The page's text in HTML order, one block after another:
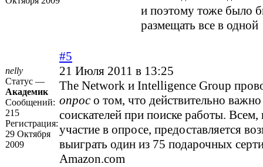
и поэтому тоже было
размещать все в одной
nelly
Статус —
Академик
Сообщений:
215
Регистрация:
29 Октября
2009
#5
21 Июля 2011 в 13:25
The Network и Intelligence Group
опрос о том, что действительно
соискателей при поиске работы. Всем,
участие в опросе, предоставляется
выиграть один из 75 подарочных
Amazon.com